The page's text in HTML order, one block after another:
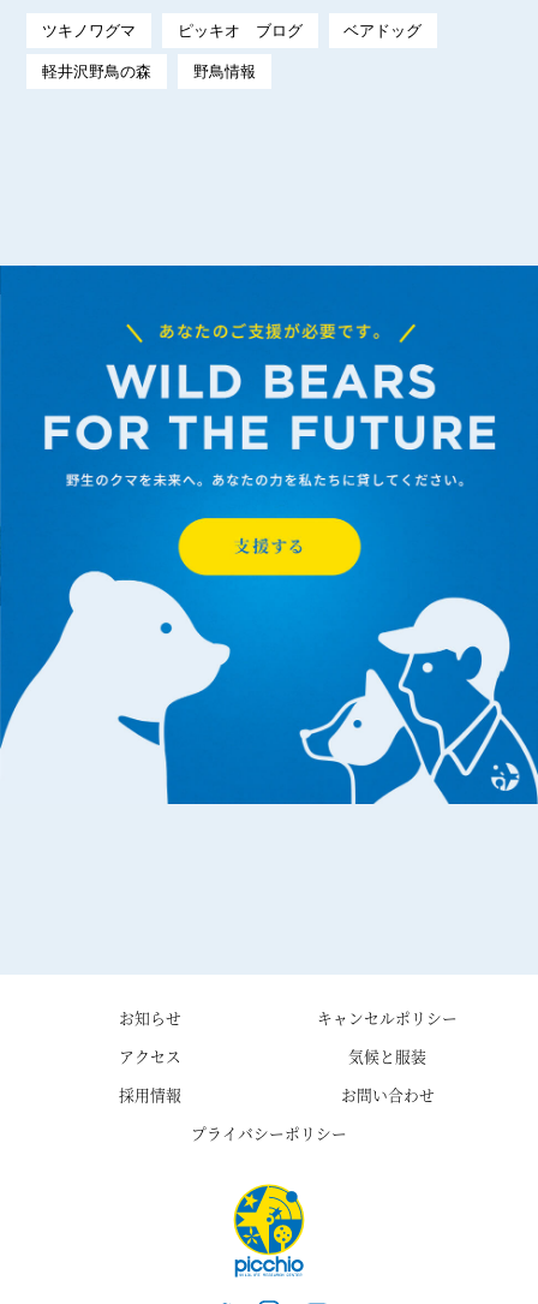
ツキノワグマ ピッキオ ブログ ベアドッグ
軽井沢野鳥の森 野鳥情報
お知らせ
キャンセルポリシー
アクセス
気候と服装
採用情報
お問い合わせ
プライバシーポリシー